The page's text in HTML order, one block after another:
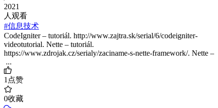
2021
人观看
#信息技术
CodeIgniter – tutoriál. http://www.zajtra.sk/serial/6/codeigniter-
videotutorial. Nette – tutoriál.
https://www.zdrojak.cz/serialy/zaciname-s-nette-framework/. Nette –
...
1点赞
0收藏